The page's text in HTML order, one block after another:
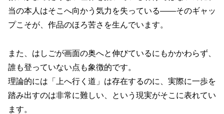
当の本人はそこへ向かう気力を失っている――そのギャッ
プこそが、作品のほろ苦さを生んでいます。
また、はしごが画面の奥へと伸びているにもかかわらず、
誰も登っていない点も象徴的です。
理論的には「上へ行く道」は存在するのに、実際に一歩を
踏み出すのは非常に難しい、という現実がそこに表れてい
ます。